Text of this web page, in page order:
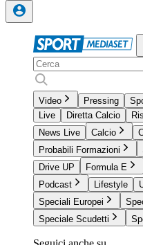
Video Pressing
Live
Diretta Calcio
News Live
Calcio
Probabili Formazioni
Drive UP
Formula E
Podcast
Lifestyle
Speciali Europei
Speciale Scudetti